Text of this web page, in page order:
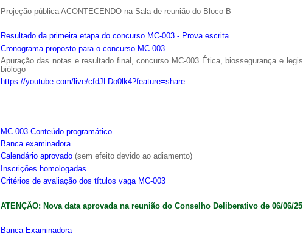
Projeção pública ACONTECENDO na Sala de reunião do Bloco B
Resultado da primeira etapa do concurso MC-003 - Prova escrita
Cronograma proposto para o concurso MC-003
Apuração das notas e resultado final, concurso MC-003 Ética, biossegurança e
biólogo
https://youtube.com/live/cfdJLDo0lk4?feature=share
MC-003 Conteúdo programático
Banca examinadora
Calendário aprovado(sem efeito devido ao adiamento)
Inscrições homologadas
Critérios de avaliação dos títulos vaga MC-003
ATENÇÂO: Nova data aprovada na reunião do Conselho Deliberativo de 06/06/25
Banca Examinadora